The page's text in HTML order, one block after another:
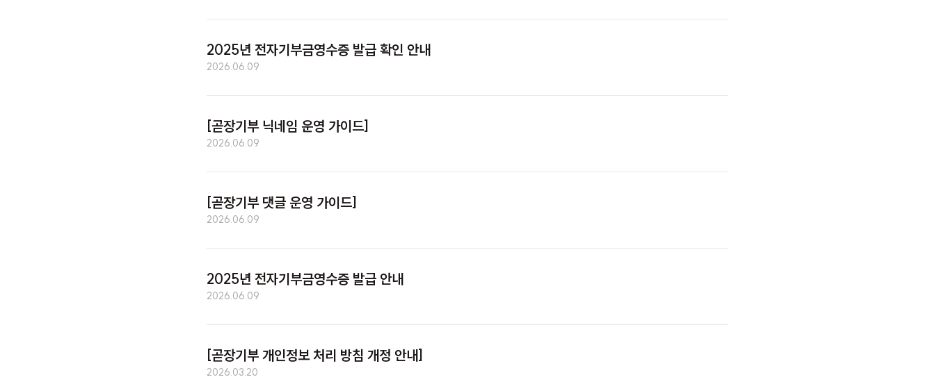
2025년 전자기부금영수증 발급 확인 안내
2026.06.09
[곧장기부 닉네임 운영 가이드]
2026.06.09
[곧장기부 댓글 운영 가이드]
2026.06.09
2025년 전자기부금영수증 발급 안내
2026.06.09
[곧장기부 개인정보 처리 방침 개정 안내]
2026.03.20